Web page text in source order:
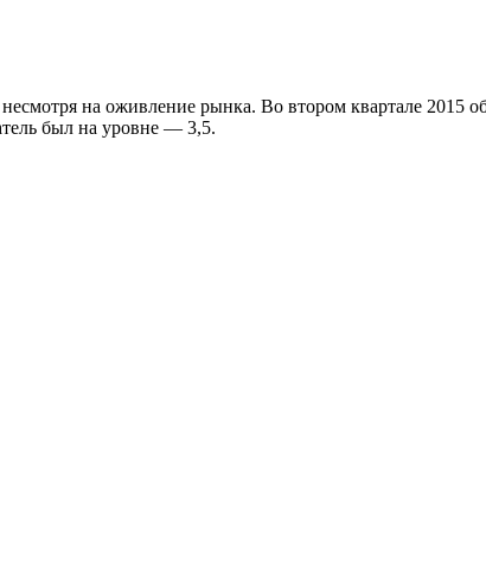
на оживление рынка. Во втором квартале 2015
был на уровне — 3,5.